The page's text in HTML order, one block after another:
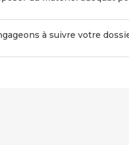
à suivre votre